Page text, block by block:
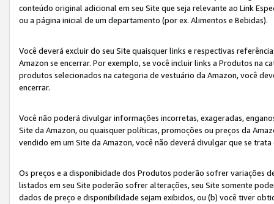
conteúdo original adicional em seu Site que seja relevante ao Link
ou a página inicial de um departamento (por ex. Alimentos e Bebidas).
Você deverá excluir do seu Site quaisquer links e respectivas
Amazon se encerrar. Por exemplo, se você incluir links a Produtos na
produtos selecionados na categoria de vestuário da Amazon, você
encerrar.
Você não poderá divulgar informações incorretas, exageradas,
Site da Amazon, ou quaisquer políticas, promoções ou preços da
vendido em um Site da Amazon, você não deverá divulgar que se
Os preços e a disponibidade dos Produtos poderão sofrer variações
listados em seu Site poderão sofrer alterações, seu Site somente
dados de preço e disponibilidade sejam exibidos, ou (b) você tiver